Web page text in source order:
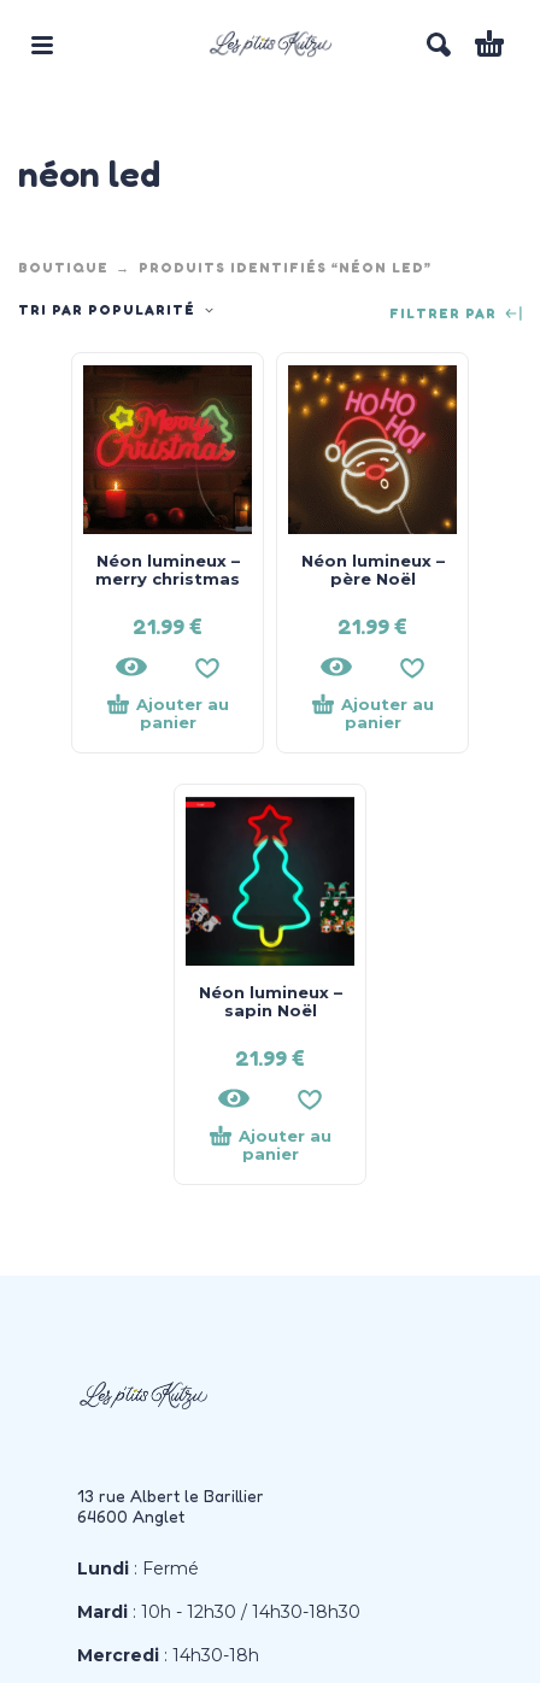
néon led
BOUTIQUE PRODUITS IDENTIFIÉS “NÉON LED”
TRI PAR POPULARITÉ FILTRER PAR
Néon lumineux –
merry christmas
21.99€
Ajouter au
panier
Néon lumineux –
père Noël
21.99€
Ajouter au
panier
Néon lumineux –
sapin Noël
21.99€
Ajouter au
panier
13 rue Albert le Barillier
64600 Anglet
Lundi : Fermé
Mardi : 10h - 12h30 / 14h30-18h30
Mercredi : 14h30-18h